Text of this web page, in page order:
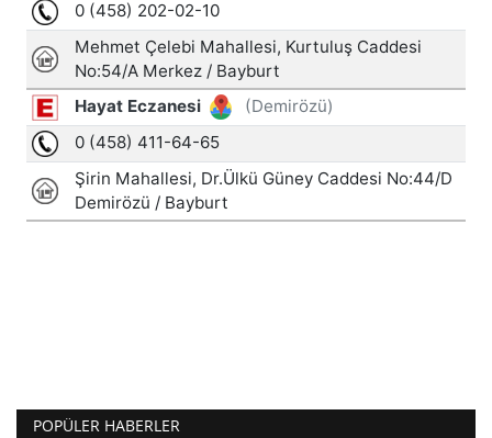
POPÜLER HABERLER